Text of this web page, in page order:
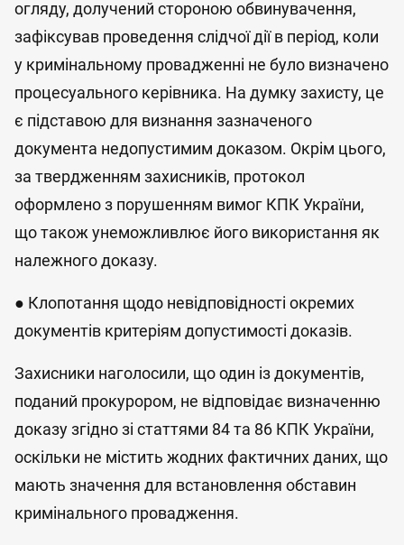
огляду, долучений стороною обвинувачення,
зафіксував проведення слідчої дії в період, коли
у кримінальному провадженні не було визначено
процесуального керівника. На думку захисту, це
є підставою для визнання зазначеного
документа недопустимим доказом. Окрім цього,
за твердженням захисників, протокол
оформлено з порушенням вимог КПК України,
що також унеможливлює його використання як
належного доказу.
● Клопотання щодо невідповідності окремих
документів критеріям допустимості доказів.
Захисники наголосили, що один із документів,
поданий прокурором, не відповідає визначенню
доказу згідно зі статтями 84 та 86 КПК України,
оскільки не містить жодних фактичних даних, що
мають значення для встановлення обставин
кримінального провадження.